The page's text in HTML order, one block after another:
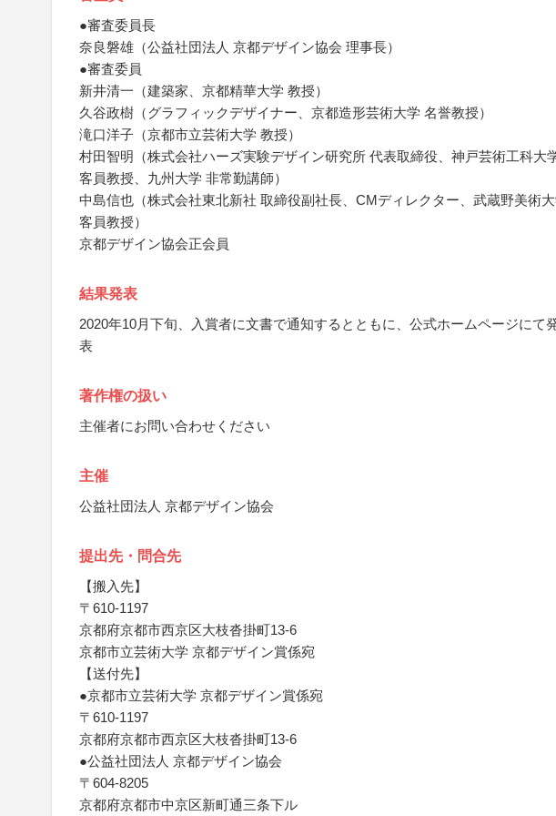
●審査委員長
奈良磐雄（公益社団法人 京都デザイン協会 理事長）
●審査委員
新井清一（建築家、京都精華大学 教授）
久谷政樹（グラフィックデザイナー、京都造形芸術大学 名誉教授）
滝口洋子（京都市立芸術大学 教授）
村田智明（株式会社ハーズ実験デザイン研究所 代表取締役、神戸芸術工科大
客員教授、九州大学 非常勤講師）
中島信也（株式会社東北新社 取締役副社長、CMディレクター、武蔵野美術
客員教授）
京都デザイン協会正会員
結果発表
2020年10月下旬、入賞者に文書で通知するとともに、公式ホームページにて
表
著作権の扱い
主催者にお問い合わせください
主催
公益社団法人 京都デザイン協会
提出先・問合先
【搬入先】
〒610-1197
京都府京都市西京区大枝沓掛町13-6
京都市立芸術大学 京都デザイン賞係宛
【送付先】
●京都市立芸術大学 京都デザイン賞係宛
〒610-1197
京都府京都市西京区大枝沓掛町13-6
●公益社団法人 京都デザイン協会
〒604-8205
京都府京都市中京区新町通三条下ル